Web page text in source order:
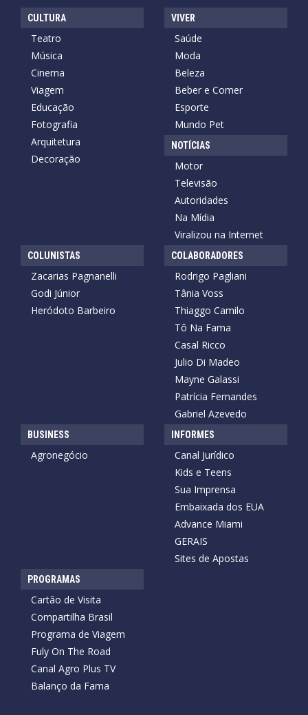
CULTURA
Teatro
Música
Cinema
Viagem
Educação
Fotografia
Arquitetura
Decoração
VIVER
Saúde
Moda
Beleza
Beber e Comer
Esporte
Mundo Pet
NOTÍCIAS
Motor
Televisão
Autoridades
Na Mídia
Viralizou na Internet
COLUNISTAS
Zacarias Pagnanelli
Godi Júnior
Heródoto Barbeiro
COLABORADORES
Rodrigo Pagliani
Tânia Voss
Thiaggo Camilo
Tô Na Fama
Casal Ricco
Julio Di Madeo
Mayne Galassi
Patrícia Fernandes
Gabriel Azevedo
BUSINESS
Agronegócio
INFORMES
Canal Jurídico
Kids e Teens
Sua Imprensa
Embaixada dos EUA
Advance Miami
GERAIS
Sites de Apostas
PROGRAMAS
Cartão de Visita
Compartilha Brasil
Programa de Viagem
Fuly On The Road
Canal Agro Plus TV
Balanço da Fama